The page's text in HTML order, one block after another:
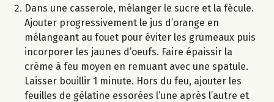
Dans une casserole, mélanger le sucre et la fécule.
Ajouter progressivement le jus d’orange en
mélangeant au fouet pour éviter les grumeaux puis
incorporer les jaunes d’oeufs. Faire épaissir la
crème à feu moyen en remuant avec une spatule.
Laisser bouillir 1 minute. Hors du feu, ajouter les
feuilles de gélatine essorées l’une après l’autre et